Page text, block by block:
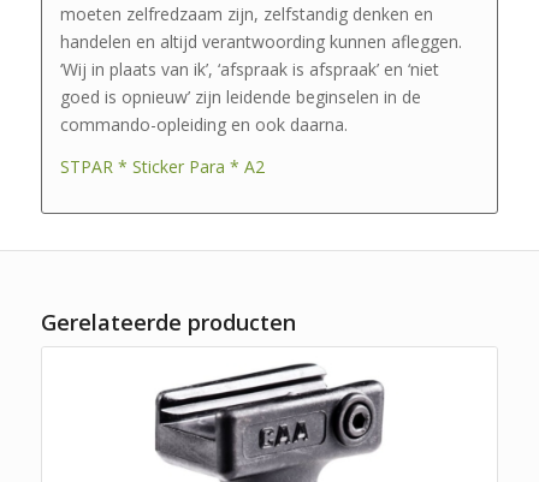
moeten zelfredzaam zijn, zelfstandig denken en
handelen en altijd verantwoording kunnen afleggen.
‘Wij in plaats van ik’, ‘afspraak is afspraak’ en ‘niet
goed is opnieuw’ zijn leidende beginselen in de
commando-opleiding en ook daarna.
STPAR * Sticker Para * A2
Gerelateerde producten